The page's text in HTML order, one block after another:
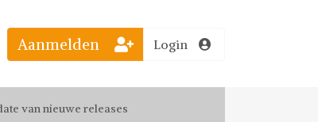
favoriete looks
van nieuwe releases
Aanmelden Login